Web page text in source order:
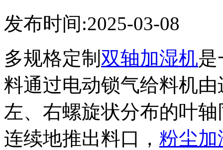
发布时间:2025-03-08
多规格定制 双轴加湿机是
料通过电动锁气给料机
左、右螺旋状分布的叶
连续地推出料口， 粉尘加